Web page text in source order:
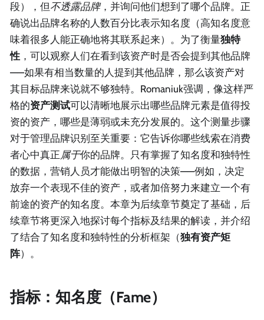
段），但不透露品牌，并询问他们想到了哪个品牌。正
确说出品牌名称的人数百分比表示知名度（高知名度意
味着很多人能正确地将其联系起来）。为了衡量独特
性 ，可以观察人们在看到该资产时是否会提到其他品牌
——如果有相当数量的人提到其他品牌，那么该资产对
其目标品牌来说就不够独特。Romaniuk强调，像这样严
格的资产测试可以清晰地展示出哪些品牌元素是值得投
资的资产，哪些是薄弱或未充分发展的。这个测量步骤
对于管理品牌识别至关重要：它告诉你哪些线索在消费
者心中真正属于你的品牌。只有掌握了知名度和独特性
的数据，营销人员才能做出明智的决策——例如，决定
放弃一个表现不佳的资产，或者加倍努力来建立一个有
前途的资产的知名度。本章为后续章节奠定了基础，后
续章节将更深入地探讨每个指标及结果的解读，并介绍
了结合了知名度和独特性的分析框架（独有资产矩
阵）。
指标：知名度（Fame）